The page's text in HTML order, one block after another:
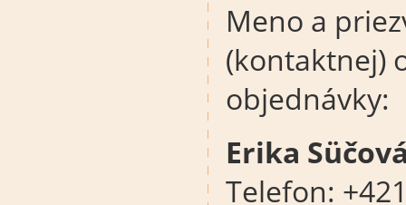
Meno a
(kontaktnej)
objednávky:
Erika
Telefon: